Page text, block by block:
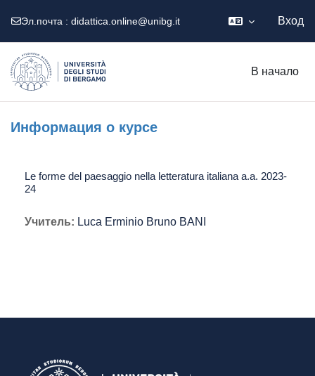
Эл.почта : didattica.online@unibg.it Вход
В начало
Информация о курсе
Le forme del paesaggio nella letteratura italiana a.a. 2023-
24
Учитель: Luca Erminio Bruno BANI